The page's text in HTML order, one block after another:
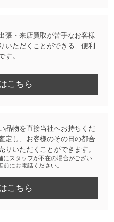
張・来店買取が苦手なお客様
いただくことができる、便利
す。
こちら
品物を直接当社へお持ちくだ
定し、お客様のその日の都合
りいただくことができます。
スタッフが不在の場合がござい
前にお電話ください。
こちら